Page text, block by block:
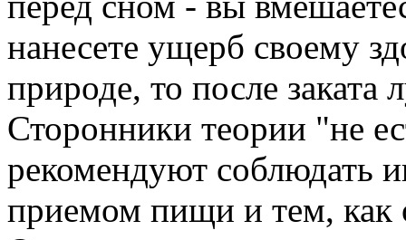
нанесете ущерб своему
природе, то после заката
Сторонники теории "не
рекомендуют соблюдать
приемом пищи и тем, как